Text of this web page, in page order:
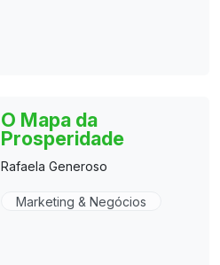
O Mapa da
Prosperidade
Rafaela Generoso
Marketing & Negócios